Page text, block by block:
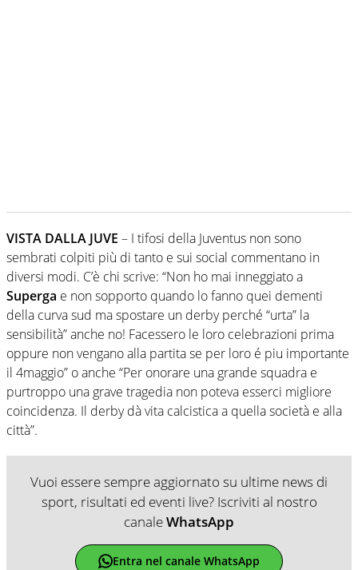
VISTA DALLA JUVE – I tifosi della Juventus non sono
sembrati colpiti più di tanto e sui social commentano in
diversi modi. C’è chi scrive: “Non ho mai inneggiato a
Superga e non sopporto quando lo fanno quei dementi
della curva sud ma spostare un derby perché “urta” la
sensibilità” anche no! Facessero le loro celebrazioni prima
oppure non vengano alla partita se per loro é piu importante
il 4maggio” o anche “Per onorare una grande squadra e
purtroppo una grave tragedia non poteva esserci migliore
coincidenza. Il derby dà vita calcistica a quella società e alla
città”.
Vuoi essere sempre aggiornato su ultime news di
sport, risultati ed eventi live? Iscriviti al nostro
canaleWhatsApp
Entra nel canale WhatsApp